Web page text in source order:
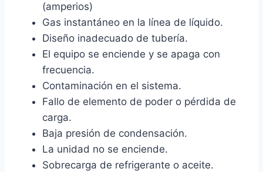
(amperios)
Gas instantáneo en la línea de líquido.
Diseño inadecuado de tubería.
El equipo se enciende y se apaga con
frecuencia.
Contaminación en el sistema.
Fallo de elemento de poder o pérdida de
carga.
Baja presión de condensación.
La unidad no se enciende.
Sobrecarga de refrigerante o aceite.